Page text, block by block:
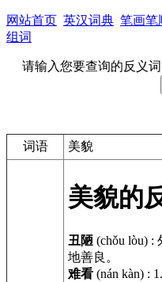
网站首页 英汉词典 笔画笔
组词
请输入您要查询的反义词
词语 美貌
美貌的
丑陋 (chǒu lòu) :
地善良。
难看 (nán kàn) :